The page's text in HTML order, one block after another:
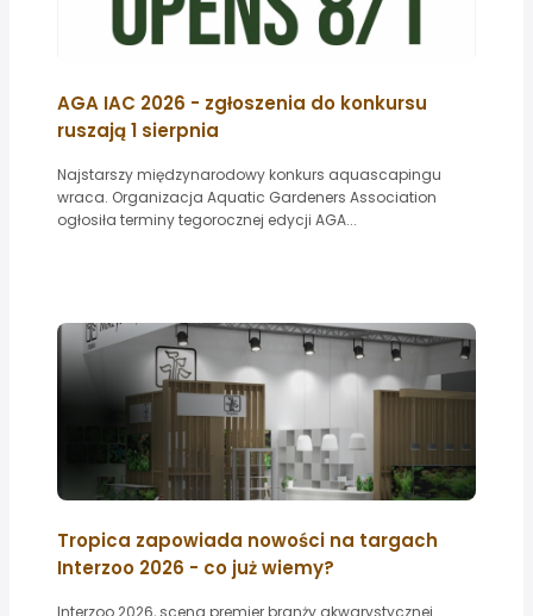
AGA IAC 2026 - zgłoszenia do konkursu
ruszają 1 sierpnia
Najstarszy międzynarodowy konkurs aquascapingu
wraca. Organizacja Aquatic Gardeners Association
ogłosiła terminy tegorocznej edycji AGA...
Tropica zapowiada nowości na targach
Interzoo 2026 - co już wiemy?